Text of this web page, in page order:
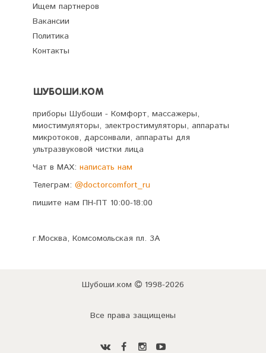
Ищем партнеров
Вакансии
Политика
Контакты
ШУБОШИ.КОМ
приборы Шубоши - Комфорт, массажеры,
миостимуляторы, электростимуляторы, аппараты
микротоков, дарсонвали, аппараты для
ультразвуковой чистки лица
Чат в MAX: написать нам
Телеграм: @doctorcomfort_ru
пишите нам ПН-ПТ 10:00-18:00
г.Москва, Комсомольская пл. 3А
Шубоши.ком 1998-2026
Все права защищены